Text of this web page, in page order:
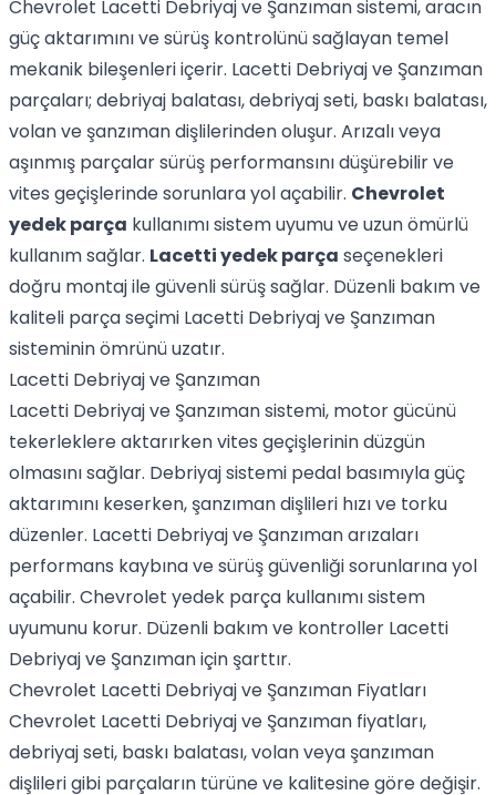
Chevrolet Lacetti Debriyaj ve Şanzıman sistemi, aracın
güç aktarımını ve sürüş kontrolünü sağlayan temel
mekanik bileşenleri içerir. Lacetti Debriyaj ve Şanzıman
parçaları; debriyaj balatası, debriyaj seti, baskı balatası,
volan ve şanzıman dişlilerinden oluşur. Arızalı veya
aşınmış parçalar sürüş performansını düşürebilir ve
vites geçişlerinde sorunlara yol açabilir. Chevrolet
yedek parça kullanımı sistem uyumu ve uzun ömürlü
kullanım sağlar. Lacetti yedek parça seçenekleri
doğru montaj ile güvenli sürüş sağlar. Düzenli bakım ve
kaliteli parça seçimi Lacetti Debriyaj ve Şanzıman
sisteminin ömrünü uzatır.
Lacetti Debriyaj ve Şanzıman
Lacetti Debriyaj ve Şanzıman sistemi, motor gücünü
tekerleklere aktarırken vites geçişlerinin düzgün
olmasını sağlar. Debriyaj sistemi pedal basımıyla güç
aktarımını keserken, şanzıman dişlileri hızı ve torku
düzenler. Lacetti Debriyaj ve Şanzıman arızaları
performans kaybına ve sürüş güvenliği sorunlarına yol
açabilir. Chevrolet yedek parça kullanımı sistem
uyumunu korur. Düzenli bakım ve kontroller Lacetti
Debriyaj ve Şanzıman için şarttır.
Chevrolet Lacetti Debriyaj ve Şanzıman Fiyatları
Chevrolet Lacetti Debriyaj ve Şanzıman fiyatları,
debriyaj seti, baskı balatası, volan veya şanzıman
dişlileri gibi parçaların türüne ve kalitesine göre değişir.